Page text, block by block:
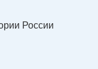
России